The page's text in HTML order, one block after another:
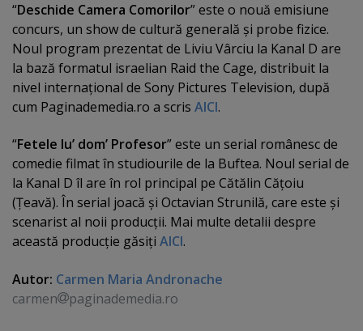
“Deschide Camera Comorilor” este o nouă emisiune
concurs, un show de cultură generală şi probe fizice.
Noul program prezentat de Liviu Vârciu la Kanal D are
la bază formatul israelian Raid the Cage, distribuit la
nivel internaţional de Sony Pictures Television, după
cum Paginademedia.ro a scris AICI.
“Fetele lu’ dom’ Profesor” este un serial românesc de
comedie filmat în studiourile de la Buftea. Noul serial de
la Kanal D îl are în rol principal pe Cătălin Căţoiu
(Ţeavă). În serial joacă şi Octavian Strunilă, care este şi
scenarist al noii producţii. Mai multe detalii despre
această producţie găsiţi AICI.
Autor: Carmen Maria Andronache
carmen
paginademedia.ro